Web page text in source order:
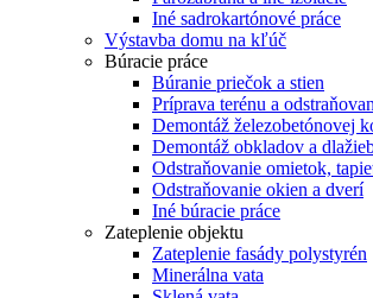
Iné sadrokartónové práce
Výstavba domu na kľúč
Búracie práce
Búranie priečok a stien
Príprava terénu a
Demontáž železobetónovej
Demontáž obkladov a
Odstraňovanie omietok,
Odstraňovanie okien a dverí
Iné búracie práce
Zateplenie objektu
Zateplenie fasády polystyrén
Minerálna vata